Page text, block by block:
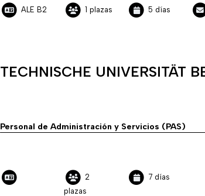
ALE B2 1 plazas 5 días
TECHNISCHE UNIVERSITÄT
Personal de Administración y Servicios (PAS)
2
plazas
7 días